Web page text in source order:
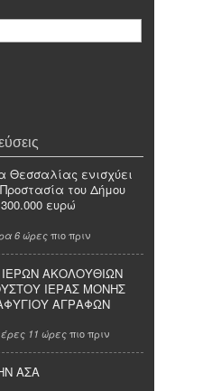
Θεσσαλίας ενισχύει
Προστασία του Δήμου
ευρώ
6 ώρεςπιο πριν
ΑΚΟΛΟΥΘΙΩΝ
ΙΕΡΑΣ ΜΟΝΗΣ
ΑΓΡΑΦΩΝ
11 ώρες πιο πριν
ΑΣΑ